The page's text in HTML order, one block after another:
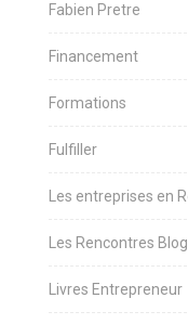
Fabien Pretre
Financement
Formations
Fulfiller
Les entreprises en
Les Rencontres
Livres Entrepreneur